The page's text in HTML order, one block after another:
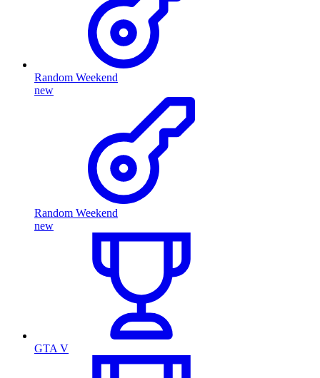
Random Weekend
new
Random Weekend
new
GTA V